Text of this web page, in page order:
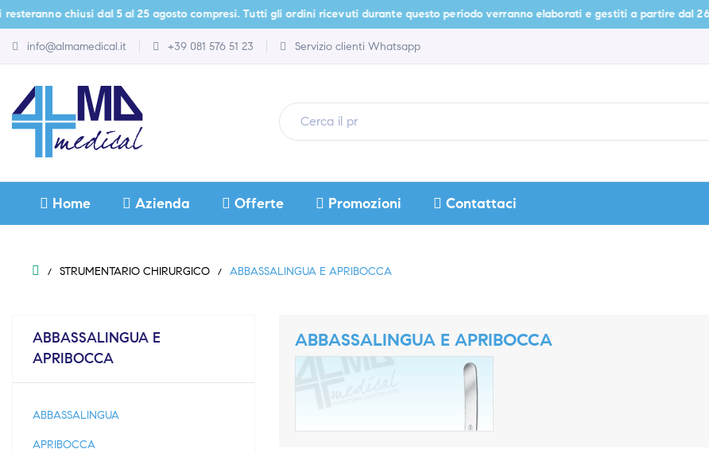
chiusi dal 5 al 25 agosto compresi. Tutti gli ordini ricevuti durante questo periodo verranno elaborati e gestiti a partire dal 26 agosto.
info@almamedical.it +39 081 576 51 23 Servizio clienti Whatsapp
Home Azienda Offerte Promozioni Contattaci
STRUMENTARIO CHIRURGICO ABBASSALINGUA E APRIBOCCA
ABBASSALINGUA E
APRIBOCCA
ABBASSALINGUA
APRIBOCCA
ABBASSALINGUA E APRIBOCCA